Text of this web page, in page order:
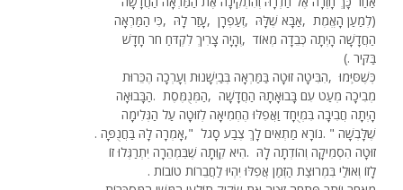
)לְמַעַן הָאֱמֶת ,אַבָּא שֶׁלָּהּ ,זְעַפְרָן ,עָזַר לָהּ ,כִּי הַמַּרְאָה
הַחֲדָשָׁה הָיְתָה כְּבֵדָה מְאוֹד ,וְהָיָה צָרִיךְ לִקְדֹּחַ חֹר חָדָשׁ
בַּקִּיר (.
כְּשֶׁסִּיְּמוּ ,הִבִּיטָה זוּטָה בַּמַּרְאָה בְּבַיְשָׁנוּת וְעָרְכָה הֶכֵּרוּת
מְבִיכָה מְעַט עִם בָּבוּאָתָהּ הַחֲדָשָׁה ,הַמְּנֻמֶּסֶת .הַבָּבוּאָה
הָיְתָה חֲבִיבָה בִּמְיֻחָד וַאֲפִלּוּ הֶחְמִיאָה לְזוּטָה עַל הַגְּלִימָה
שֶׁלָּבְשָׁה . "נוֹרָא מַתְאִים לָךְ צֶבַע סָגֹל ,"אָמְרָה לָהּ בַּחֲנֻפָּה .
זוּטָה הִסְמִיקָה וְהוֹדְתָה לָהּ .הִיא קִוְּתָה שֶׁבִּמְהֵרָה יִתְרַגְּלוּ זוֹ
לָזוֹ וְאוּלַי בִּמְרוּצַת הַזְּמַן אֲפִלּוּ יִהְיוּ לַחֲבֵרוֹת טוֹבוֹת .